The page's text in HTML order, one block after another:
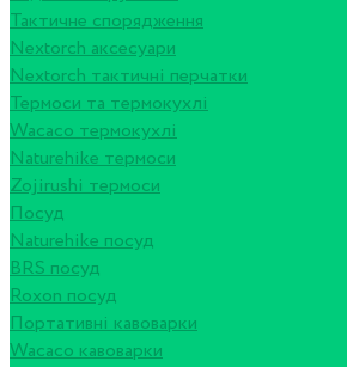
Тактичне спорядження
Nextorch аксесуари
Nextorch тактичні перчатки
Термоси та термокухлі
Wacaco термокухлі
Naturehike термоси
Zojirushi термоси
Посуд
Naturehike посуд
BRS посуд
Roxon посуд
Портативні кавоварки
Wacaco кавоварки